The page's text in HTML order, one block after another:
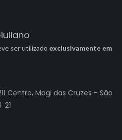
ser utilizado exclusivamente em
Centro, Mogi das Cruzes - São
21